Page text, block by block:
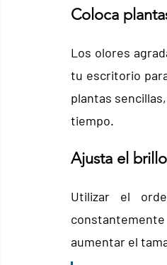
Coloca
Los olores
tu escritorio
plantas
tiempo.
Ajusta el
Utilizar el
aumentar el